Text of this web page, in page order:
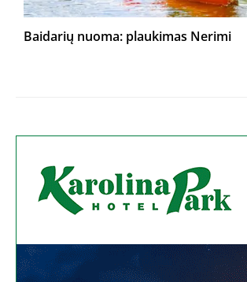
Baidarių nuoma: plaukimas Nerimi